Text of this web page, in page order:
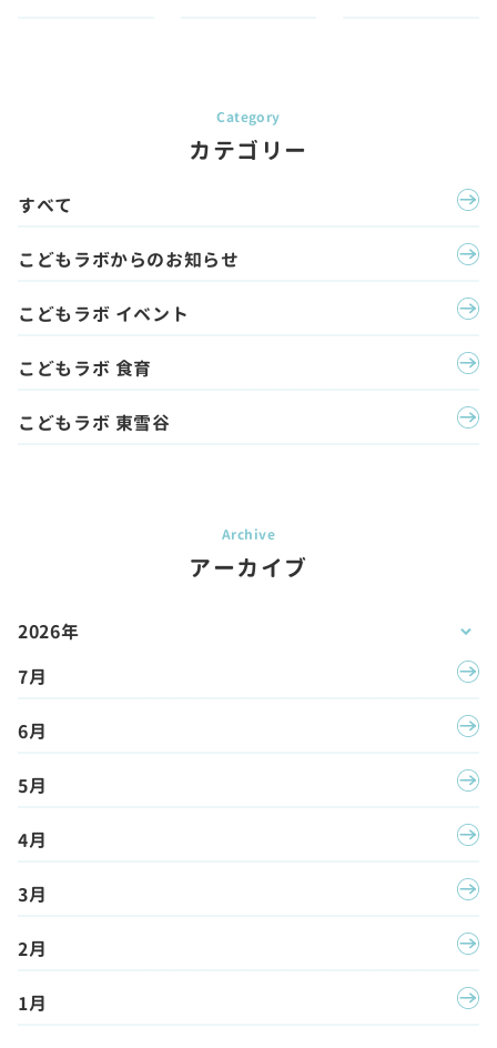
カテゴリー
すべて
こどもラボからのお知らせ
こどもラボ イベント
こどもラボ 食育
こどもラボ 東雪谷
アーカイブ
2026年
7月
6月
5月
4月
3月
2月
1月